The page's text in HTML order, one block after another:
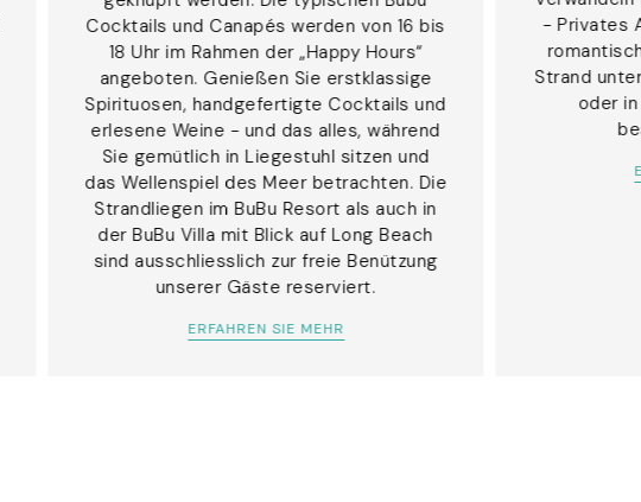
Cocktails und Canapés werden von 16 bis
18 Uhr im Rahmen der „Happy Hours“
angeboten. Genießen Sie erstklassige
Spirituosen, handgefertigte Cocktails und
erlesene Weine - und das alles, während
Sie gemütlich in Liegestuhl sitzen und
das Wellenspiel des Meer betrachten. Die
Strandliegen im BuBu Resort als auch in
der BuBu Villa mit Blick auf Long Beach
sind ausschliesslich zur freie Benützung
unserer Gäste reserviert.
ERFAHREN SIE MEHR
- Privates
Strand
oder